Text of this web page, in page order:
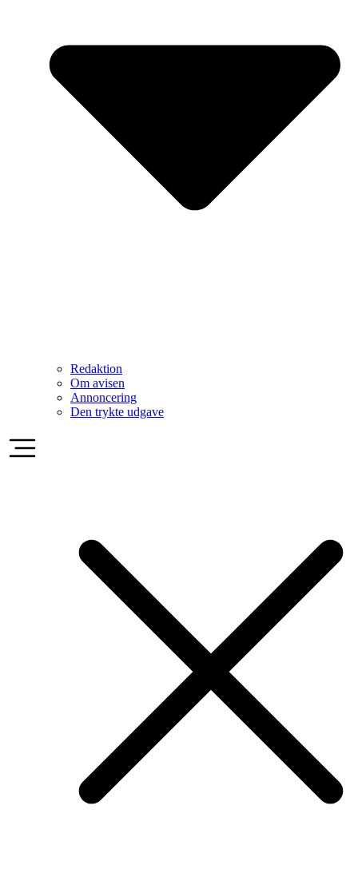
Redaktion
Om avisen
Annoncering
Den trykte udgave